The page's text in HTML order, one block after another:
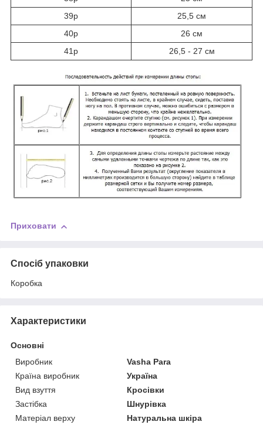
39р
25,5 см
40р
26 см
41р
26,5 - 27 см
Приховати
Спосіб упаковки
Коробка
Характеристики
Основні
Виробник
Vasha Para
Країна виробник
Україна
Вид взуття
Кросівки
Застібка
Шнурівка
Матеріал верху
Натуральна шкіра